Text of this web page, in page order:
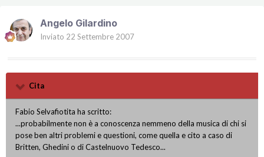
Angelo Gilardino
Inviato 22 Settembre 2007
Cita
Fabio Selvafiotita ha scritto:
...probabilmente non è a conoscenza nemmeno della musica di chi si
pose ben altri problemi e questioni, come quella e cito a caso di
Britten, Ghedini o di Castelnuovo Tedesco...